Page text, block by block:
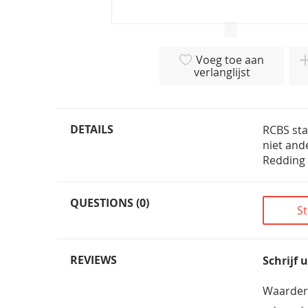
afbeeldingen-
gallerij
Voeg toe aan
verlanglijst
DETAILS
RCBS
niet
QUESTIONS (0)
REVIEWS
Schrijf